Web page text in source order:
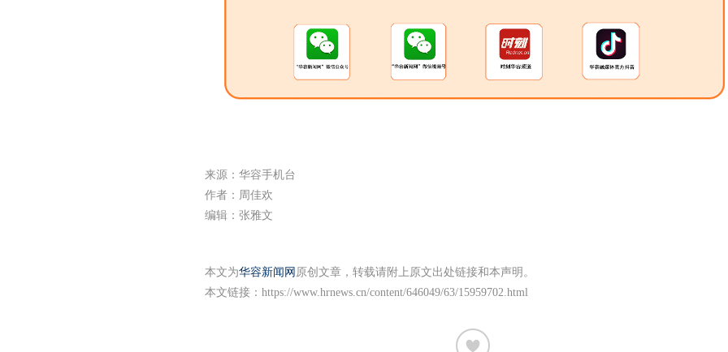
来源：华容手机台
作者：周佳欢
编辑：张雅文
本文为华容新闻网 原创文章，转载请附上原文出处链接和本声明。
本文链接： https://www.hrnews.cn/content/646049/63/15959702.html